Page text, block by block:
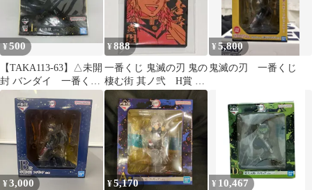
¥500
【TAKA113-63】△未開
封 バンダイ 一番く
じ 鬼滅の刃～鬼の棲
む街～其ノ弐 I賞ミニ
色紙 猗窩座
¥888
一番くじ 鬼滅の刃 鬼の
棲む街 其ノ弐 H賞 ラ
バーマスコット 煉獄
杏寿郎
¥5,800
鬼滅の刃 一番くじ
¥3,000 ¥5,170 ¥ 10,467